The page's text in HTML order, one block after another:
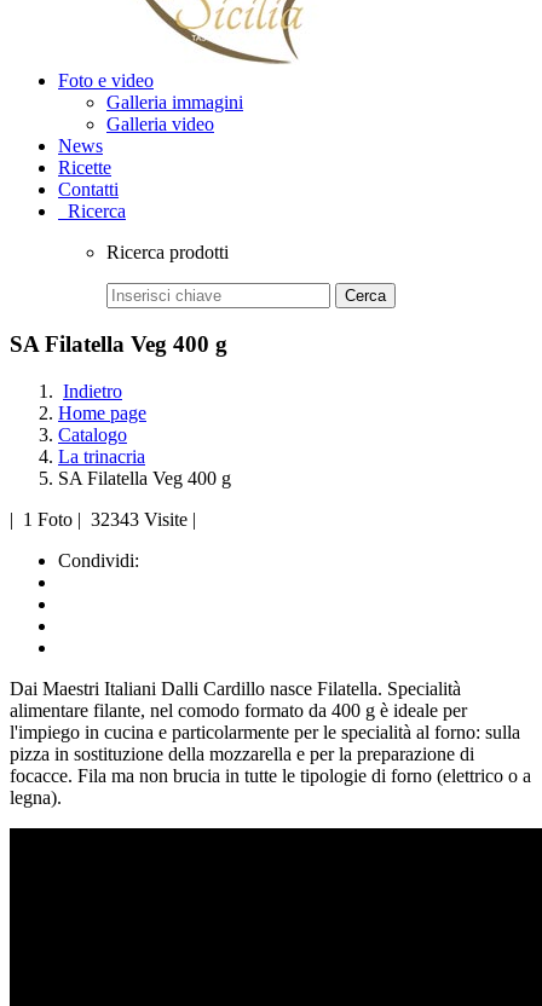
Foto e video
Galleria immagini
Galleria video
News
Ricette
Contatti
Ricerca
Ricerca prodotti
Cerca
SA Filatella Veg 400 g
Indietro
Home page
Catalogo
La trinacria
SA Filatella Veg 400 g
| 1 Foto | 32343 Visite |
Condividi:
Dai Maestri Italiani Dalli Cardillo nasce Filatella. Specialità
alimentare filante, nel comodo formato da 400 g è ideale per
l'impiego in cucina e particolarmente per le specialità al forno: sulla
pizza in sostituzione della mozzarella e per la preparazione di
focacce. Fila ma non brucia in tutte le tipologie di forno (elettrico o a
legna).